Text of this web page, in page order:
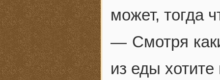
может, тогда
— Смотря
из еды